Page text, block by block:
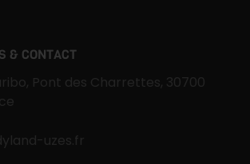
& CONTACT
Pont des Charrettes, 30700
uzes.fr